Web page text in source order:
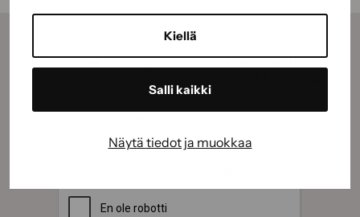
Kiellä
Salli kaikki
Näytä tiedot ja muokkaa
Tilaamalla uutiskirjeemme saat kauden parhaat
Sähköposti
(Pakollinen)
(Pakollinen)
Hyväksyn tietojeni käyttämisentietosuojaselosteen
CAPTCHA